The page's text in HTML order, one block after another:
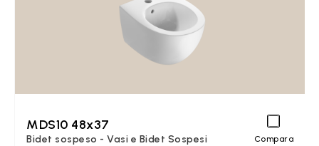
MDS10 48x37
Bidet sospeso - Vasi e Bidet Sospesi Compara